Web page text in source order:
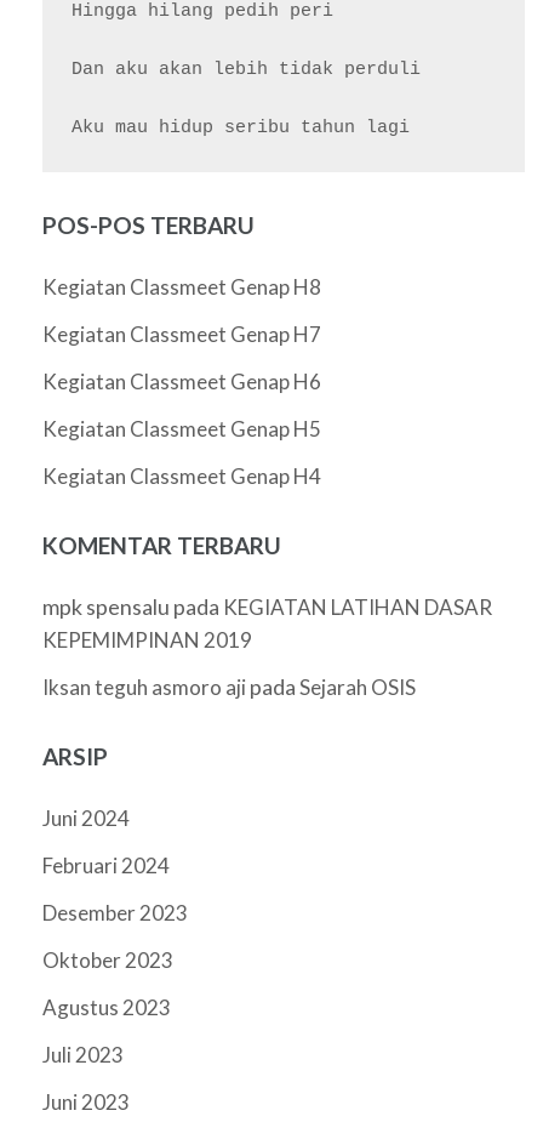
Hingga hilang pedih peri
Dan aku akan lebih tidak perduli
POS-POS TERBARU
Kegiatan Classmeet Genap H8
Kegiatan Classmeet Genap H7
Kegiatan Classmeet Genap H6
Kegiatan Classmeet Genap H5
Kegiatan Classmeet Genap H4
KOMENTAR TERBARU
mpk spensalu pada KEGIATAN LATIHAN DASAR
KEPEMIMPINAN 2019
Iksan teguh asmoro aji padaSejarah OSIS
ARSIP
Juni 2024
Februari 2024
Desember 2023
Oktober 2023
Agustus 2023
Juli 2023
Juni 2023